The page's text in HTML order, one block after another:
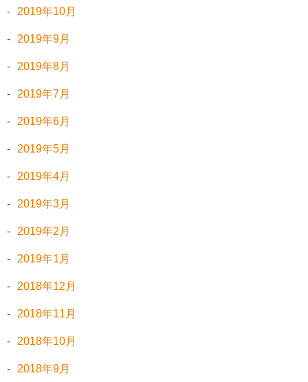
2019年10月
2019年9月
2019年8月
2019年7月
2019年6月
2019年5月
2019年4月
2019年3月
2019年2月
2019年1月
2018年12月
2018年11月
2018年10月
2018年9月